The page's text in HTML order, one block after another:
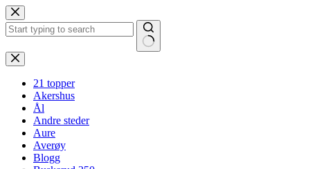
Hopp
til
innholdet
Ingen
resultater
21 topper
Akershus
Ål
Andre steder
Aure
Averøy
Blogg